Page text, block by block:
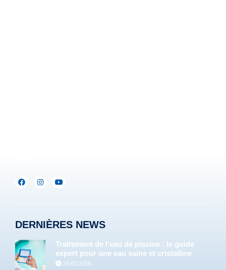
DERNIÈRES NEWS
Traitement de l’eau de piscine : le guide
expert pour une eau saine et cristalline
26/01/2026